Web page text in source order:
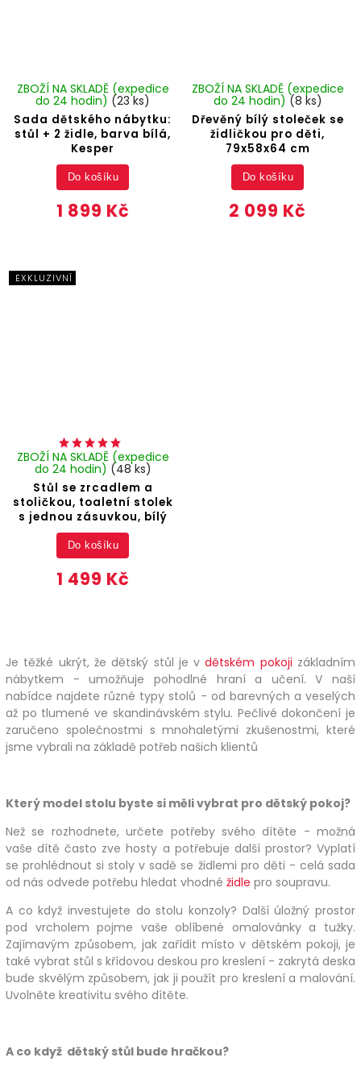
Sada dětského nábytku:
stůl + 2 židle, barva bílá,
Kesper
ZBOŽÍ NA SKLADĚ (expedice
do 24 hodin) (23 ks)
1 899 Kč
Do košíku
Dřevěný bílý stoleček se
židličkou pro děti,
79x58x64 cm
ZBOŽÍ NA SKLADĚ (expedice
do 24 hodin) (8 ks)
2 099 Kč
Do košíku
EXKLUZIVNÍ
Stůl se zrcadlem a
stoličkou, toaletní stolek
s jednou zásuvkou, bílý
ZBOŽÍ NA SKLADĚ (expedice
do 24 hodin) (48 ks)
1 499 Kč
Do košíku
Je těžké ukrýt, že dětský stůl je vdětském pokoji základním
nábytkem - umožňuje pohodlné hraní a učení. V naší
nabídce najdete různé typy stolů - od barevných a veselých
až po tlumené ve skandinávském stylu. Pečlivé dokončení je
zaručeno společnostmi s mnohaletými zkušenostmi, které
jsme vybrali na základě potřeb našich klientů
Který model stolu byste si měli vybrat pro dětský pokoj?
Než se rozhodnete, určete potřeby svého dítěte - možná
vaše dítě často zve hosty a potřebuje další prostor? Vyplatí
se prohlédnout si stoly v sadě se židlemi pro děti - celá sada
od nás odvede potřebu hledat vhodné židle pro soupravu.
A co když investujete do stolu konzoly? Další úložný prostor
pod vrcholem pojme vaše oblíbené omalovánky a tužky.
Zajímavým způsobem, jak zařídit místo v dětském pokoji, je
také vybrat stůl s křídovou deskou pro kreslení - zakrytá deska
bude skvělým způsobem, jak ji použít pro kreslení a malování.
Uvolněte kreativitu svého dítěte.
A co když dětský stůl bude hračkou?